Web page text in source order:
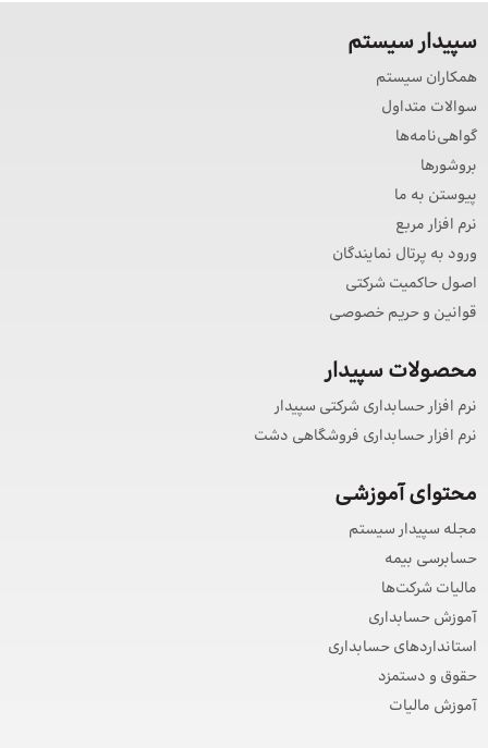
سپیدار سیستم
همکاران سیستم
سوالات متداول
گواهی‌نامه‌ها
بروشورها
پیوستن به ما
نرم افزار مربع
ورود به پرتال نمایندگان
اصول حاکمیت شرکتی
قوانین و حریم خصوصی
محصولات سپیدار
نرم افزار حسابداری شرکتی سپیدار
نرم افزار حسابداری فروشگاهی دشت
محتوای آموزشی
مجله سپیدار سیستم
حسابرسی بیمه
مالیات شرکت‌ها
آموزش حسابداری
استانداردهای حسابداری
حقوق و دستمزد
آموزش مالیات